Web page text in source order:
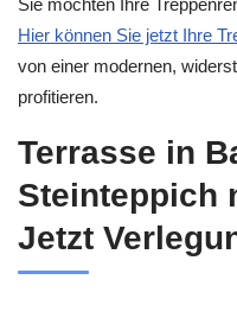
Hier können Sie jetzt Ihre
von einer modernen,
profitieren.
Terrasse in
Steinteppich
Jetzt